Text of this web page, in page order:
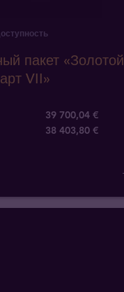
пакет «Золотой
VII»
39 700,04 €
38 403,80 €